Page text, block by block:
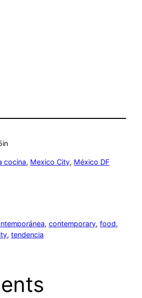
in
cocina, Mexico City, México DF
, contemporary, food
, tendencia